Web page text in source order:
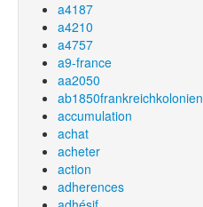
a4187
a4210
a4757
a9-france
aa2050
ab1850frankreichkolonien
accumulation
achat
acheter
action
adherences